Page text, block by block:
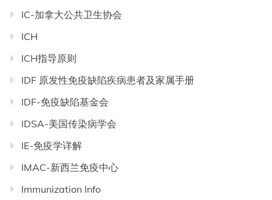
IC-加拿大公共卫生协会
ICH
ICH指导原则
IDF 原发性免疫缺陷疾病患者及家属手册
IDF-免疫缺陷基金会
IDSA-美国传染病学会
IE-免疫学详解
IMAC-新西兰免疫中心
Immunization Info